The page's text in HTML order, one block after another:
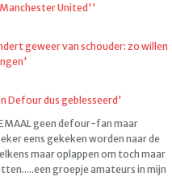
United''
geweer van schouder: zo willen
Defour dus geblesseerd'
geen defour-fan maar
eens gekeken worden naar de
maar oplappen om toch maar
groepje amateurs in mijn